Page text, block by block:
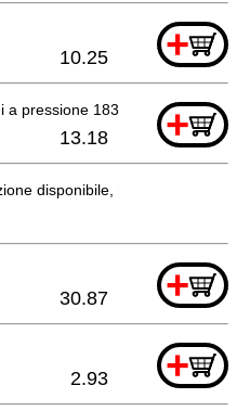
+
10.25
a pressione 1831 6827 *+
13.18
disponibile, non ordinabile
+
30.87
+
2.93